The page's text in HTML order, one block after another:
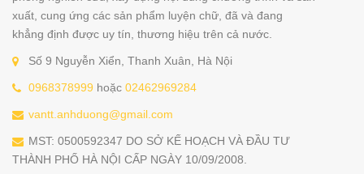
xuất, cung ứng các sản phẩm luyện chữ, đã và đang
khẳng định được uy tín, thương hiệu trên cả nước.
Số 9 Nguyễn Xiển, Thanh Xuân, Hà Nội
0968378999 hoặc 02462969284
vantt.anhduong@gmail.com
MST: 0500592347 DO SỞ KẾ HOẠCH VÀ ĐẦU TƯ
THÀNH PHỐ HÀ NỘI CẤP NGÀY 10/09/2008.